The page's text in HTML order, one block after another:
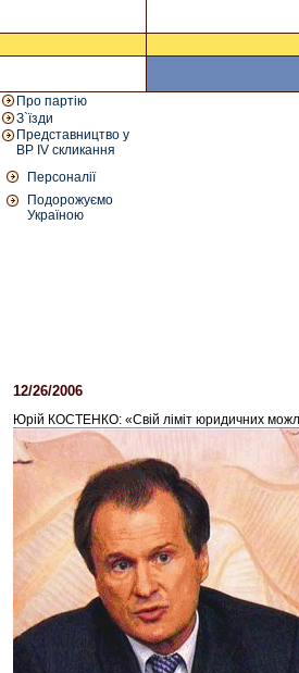
Про партію
З`їзди
Представництво у
ВР IV скликання
Персоналії
Подорожуємо
Україною
12/26/2006
Юрій КОСТЕНКО: «Свій ліміт юридичних